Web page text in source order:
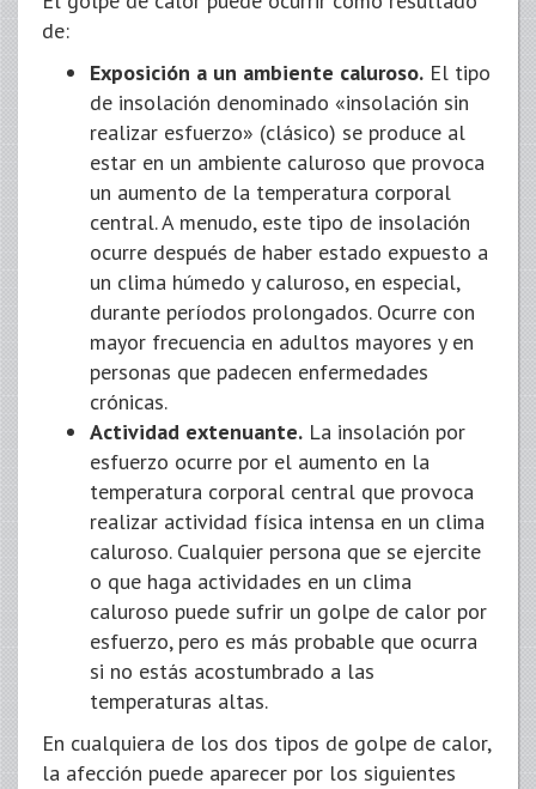
de:
Exposición a un ambiente caluroso. El tipo
de insolación denominado «insolación sin
realizar esfuerzo» (clásico) se produce al
estar en un ambiente caluroso que provoca
un aumento de la temperatura corporal
central. A menudo, este tipo de insolación
ocurre después de haber estado expuesto a
un clima húmedo y caluroso, en especial,
durante períodos prolongados. Ocurre con
mayor frecuencia en adultos mayores y en
personas que padecen enfermedades
crónicas.
Actividad extenuante. La insolación por
esfuerzo ocurre por el aumento en la
temperatura corporal central que provoca
realizar actividad física intensa en un clima
caluroso. Cualquier persona que se ejercite
o que haga actividades en un clima
caluroso puede sufrir un golpe de calor por
esfuerzo, pero es más probable que ocurra
si no estás acostumbrado a las
temperaturas altas.
En cualquiera de los dos tipos de golpe de calor,
la afección puede aparecer por los siguientes